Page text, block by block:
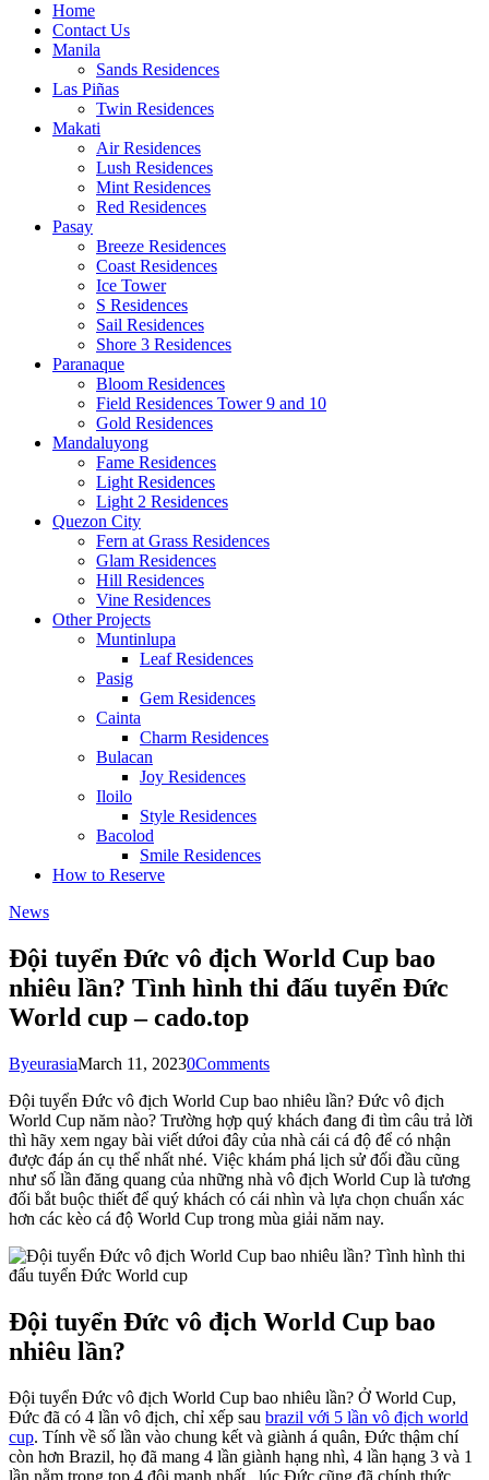
Home
Contact Us
Manila
Sands Residences
Las Piñas
Twin Residences
Makati
Air Residences
Lush Residences
Mint Residences
Red Residences
Pasay
Breeze Residences
Coast Residences
Ice Tower
S Residences
Sail Residences
Shore 3 Residences
Paranaque
Bloom Residences
Field Residences Tower 9 and 10
Gold Residences
Mandaluyong
Fame Residences
Light Residences
Light 2 Residences
Quezon City
Fern at Grass Residences
Glam Residences
Hill Residences
Vine Residences
Other Projects
Muntinlupa
Leaf Residences
Pasig
Gem Residences
Cainta
Charm Residences
Bulacan
Joy Residences
Iloilo
Style Residences
Bacolod
Smile Residences
How to Reserve
News
Đội tuyển Đức vô địch World Cup bao
nhiêu lần? Tình hình thi đấu tuyển Đức
World cup – cado.top
ByeurasiaMarch 11, 20230Comments
Đội tuyển Đức vô địch World Cup bao nhiêu lần? Đức vô địch
World Cup năm nào? Trường hợp quý khách đang đi tìm câu trả lời
thì hãy xem ngay bài viết dứoi đây của nhà cái cá độ để có nhận
được đáp án cụ thể nhất nhé. Việc khám phá lịch sử đối đầu cũng
như số lần đăng quang của những nhà vô địch World Cup là tương
đối bắt buộc thiết để quý khách có cái nhìn và lựa chọn chuẩn xác
hơn các kèo cá độ World Cup trong mùa giải năm nay.
Đội tuyển Đức vô địch World Cup bao
nhiêu lần?
Đội tuyển Đức vô địch World Cup bao nhiêu lần? Ở World Cup,
Đức đã có 4 lần vô địch, chỉ xếp sau brazil với 5 lần vô địch world
cup. Tính về số lần vào chung kết và giành á quân, Đức thậm chí
còn hơn Brazil, họ đã mang 4 lần giành hạng nhì, 4 lần hạng 3 và 1
lần nằm trong top 4 đội mạnh nhất., lúc Đức cũng đã chính thức